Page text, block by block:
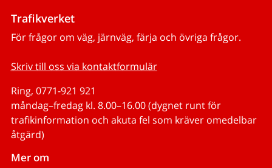
Trafikverket
För frågor om väg, järnväg, färja och övriga frågor.
Skriv till oss via kontaktformulär
Ring, 0771-921 921
måndag–fredag kl. 8.00–16.00 (dygnet runt för
trafikinformation och akuta fel som kräver omedelbar
åtgärd)
Mer om